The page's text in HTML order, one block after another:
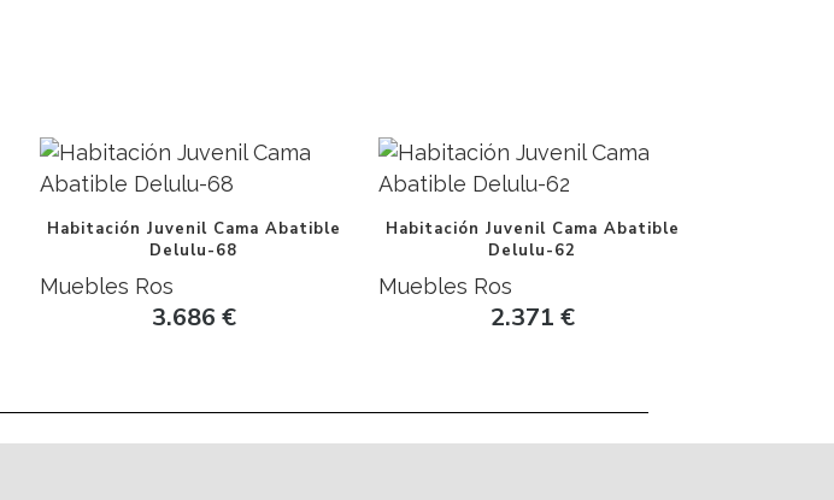
Habitación Juvenil Cama Abatible
Delulu-68
Muebles Ros
3.686 €
Habitación Juvenil Cama Abatible
Delulu-62
Muebles Ros
2.371 €